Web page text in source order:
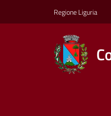
Regione Liguria